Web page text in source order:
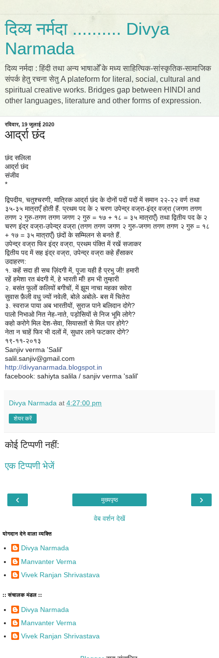
दिव्य नर्मदा .......... Divya
Narmada
दिव्य नर्मदा : हिंदी तथा अन्य भाषाओँ के मध्य साहित्यिक-सांस्कृतिक-सामाजिक
संपर्क हेतु रचना सेतु A plateform for literal, social, cultural and
spiritual creative works. Bridges gap between HINDI and
other languages, literature and other forms of expression.
रविवार, 19 जुलाई 2020
आर्द्रा छंद
छंद सलिला
आर्द्रा छंद
संजीव
*
द्विपदीय, चतुश्चरणी, मात्रिक आर्द्रा छंद के दोनों पदों पदों में समान २२-२२ वर्ण तथा
३५-३५ मात्राएँ होती हैं. प्रथम पद के २ चरण उपेन्द्र वज्रा-इंद्र वज्रा (जगण तगण
तगण २ गुरु-तगण तगण जगण २ गुरु = १७ + १८ = ३५ मात्राएँ) तथा द्वितीय पद के २
चरण इंद्र वज्रा-उपेन्द्र वज्रा (तगण तगण जगण २ गुरु-जगण तगण तगण २ गुरु = १८
+ १७ = ३५ मात्राएँ) छंदों के सम्मिलन से बनते हैं.
उपेन्द्र वज्रा फिर इंद्र वज्रा, प्रथम पंक्ति में रखें सजाकर
द्वितीय पद में सह इंद्र वज्रा, उपेन्द्र वज्रा कहे हँसाकर
उदाहरण:
१. कहें सदा ही सच ज़िंदगी में, पूजा यही है प्रभु जी! हमारी
रहें हमेशा रत बंदगी में, हे भारती माँ! हम भी तुम्हारी
२. बसंत फूलों कलियों बगीचों, में झूम नाचा महका सवेरा
सुवास फ़ैली वधु ज्यों नवेली, बोले अबोले- बस में चितेरा
३. स्वराज पाया अब भारतीयों, सुराज पाने बलिदान दोगे?
पालो निभाओ नित नेह-नाते, पड़ोसियों से निज भूमि लोगे?
कहो करोगे मिल देश-सेवा, सियासतों से मिल पार होगे?
नेता न चाहें फिर भी दलों में, सुधार लाने फटकार दोगे?
१९-११-२०१३
Sanjiv verma 'Salil'
salil.sanjiv@gmail.com
http://divyanarmada.blogspot.in
facebook: sahiyta salila / sanjiv verma 'salil'
Divya Narmada at 4:27:00 pm
शेयर करें
कोई टिप्पणी नहीं:
एक टिप्पणी भेजें
‹ ›
मुख्यपृष्ठ
वेब वर्शन देखें
योगदान देने वाला व्यक्ति
Divya Narmada
Manvanter Verma
Vivek Ranjan Shrivastava
:: संचालक मंडल ::
Divya Narmada
Manvanter Verma
Vivek Ranjan Shrivastava